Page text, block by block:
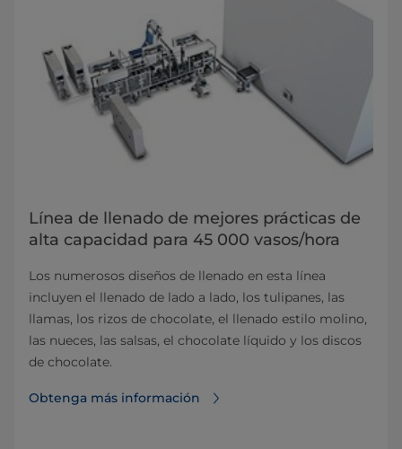
Línea de llenado de mejores prácticas de
alta capacidad para 45 000 vasos/hora
Los numerosos diseños de llenado en esta línea
incluyen el llenado de lado a lado, los tulipanes, las
llamas, los rizos de chocolate, el llenado estilo molino,
las nueces, las salsas, el chocolate líquido y los discos
de chocolate.
Obtenga más información